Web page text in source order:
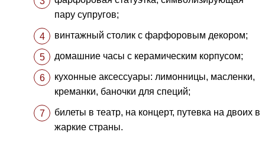
пару супругов;
винтажный столик с фарфоровым декором;
домашние часы с керамическим корпусом;
кухонные аксессуары: лимонницы, масленки,
креманки, баночки для специй;
билеты в театр, на концерт, путевка на двоих в
жаркие страны.